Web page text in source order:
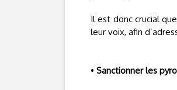
Il est donc crucial
leur voix, afin
• Sanctionner les